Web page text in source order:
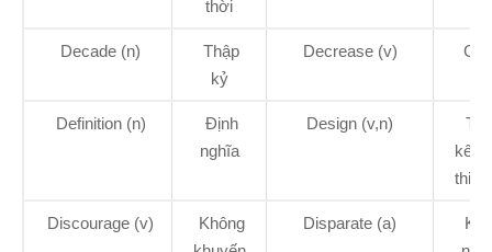
thời
Decade (n)
Thập
kỷ
Decrease (v)
Definition (n)
Định
nghĩa
Design (v,n)
kế;
thiết
Discourage (v)
Không
Disparate (a)